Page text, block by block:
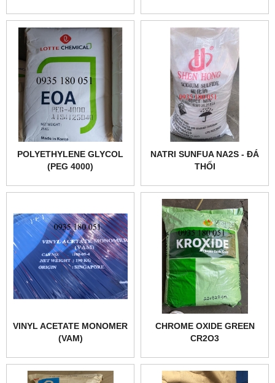
POLYETHYLENE GLYCOL
(PEG 4000)
NATRI SUNFUA NA2S - ĐÁ
THỐI
VINYL ACETATE MONOMER
(VAM)
CHROME OXIDE GREEN
CR2O3